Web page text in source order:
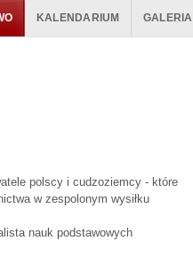
KALENDARIUM GALERIA
polscy i cudzoziemcy - które
w zespolonym wysiłku
nauk podstawowych